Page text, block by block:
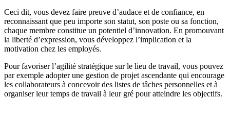
Ceci dit, vous devez faire preuve d’audace et de confiance, en
reconnaissant que peu importe son statut, son poste ou sa fonction,
chaque membre constitue un potentiel d’innovation. En promouvant
la liberté d’expression, vous développez l’implication et la
motivation chez les employés.
Pour favoriser l’agilité stratégique sur le lieu de travail, vous pouvez
par exemple adopter une gestion de projet ascendante qui encourage
les collaborateurs à concevoir des listes de tâches personnelles et à
organiser leur temps de travail à leur gré pour atteindre les objectifs.